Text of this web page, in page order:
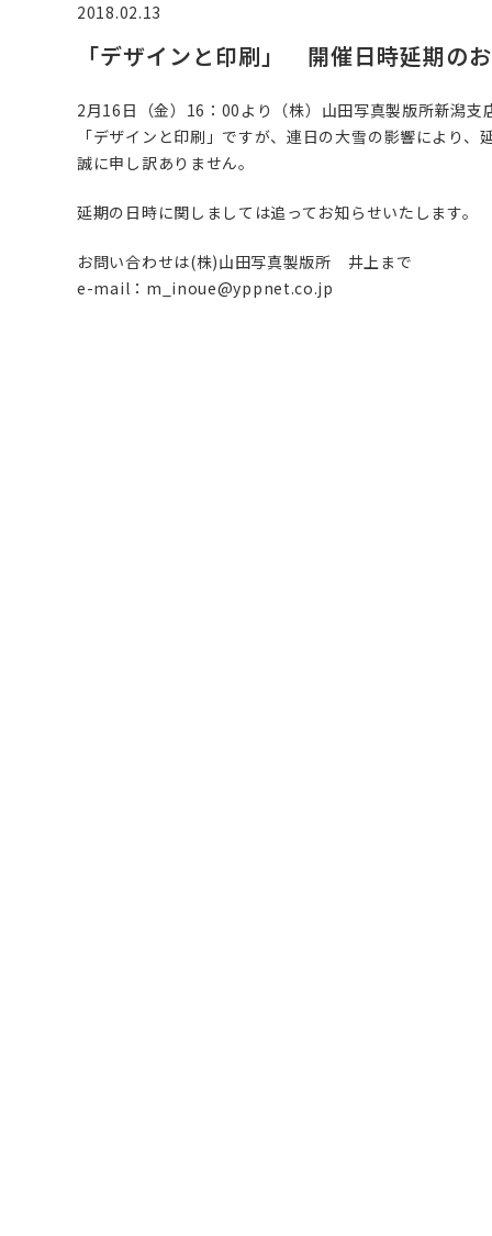
2018.02.13
「デザインと印刷」 開催日時延期の
2月16日（金）16：00より（株）山田写真製版所新潟支
「デザインと印刷」ですが、連日の大雪の影響により、
誠に申し訳ありません。
延期の日時に関しましては追ってお知らせいたします。
お問い合わせは(株)山田写真製版所 井上まで
e-mail：m_inoue@yppnet.co.jp